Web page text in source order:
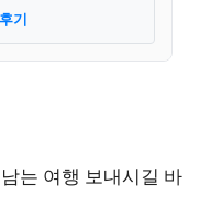
기
는 여행 보내시길 바